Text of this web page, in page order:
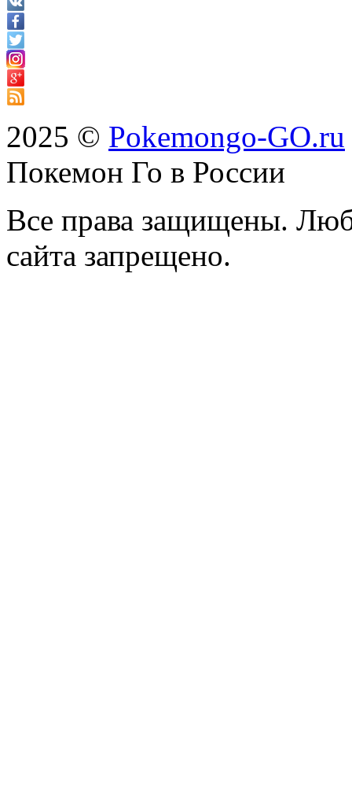
2025 © Pokemongo-GO.ru
Покемон Го в России
Все права защищены.
сайта запрещено.